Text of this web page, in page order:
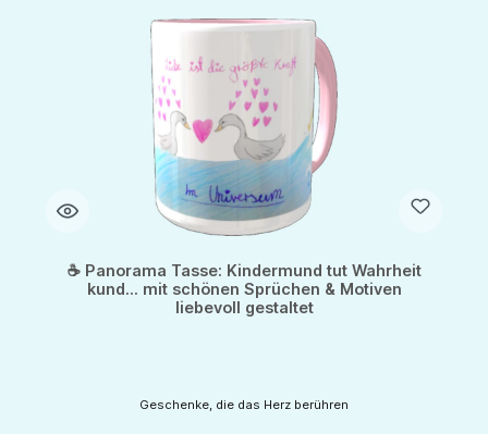
☕ Panorama Tasse: Kindermund tut Wahrheit
kund... mit schönen Sprüchen & Motiven
liebevoll gestaltet
Geschenke, die das Herz berühren